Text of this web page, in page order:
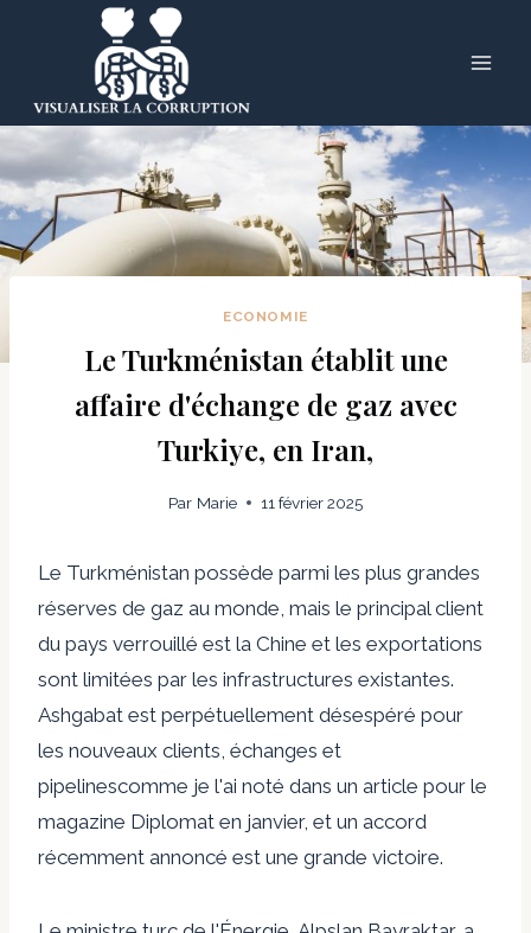
ECONOMIE
Le Turkménistan établit une
affaire d'échange de gaz avec
Turkiye, en Iran,
Par Marie 11 février 2025
Le Turkménistan possède parmi les plus grandes
réserves de gaz au monde, mais le principal client
du pays verrouillé est la Chine et les exportations
sont limitées par les infrastructures existantes.
Ashgabat est perpétuellement désespéré pour
les nouveaux clients, échanges et
pipelinescomme je l'ai noté dans un article pour le
magazine Diplomat en janvier, et un accord
récemment annoncé est une grande victoire.